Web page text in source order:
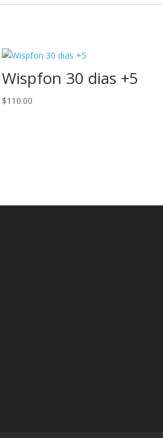
Wispfon 30 dias +5
$110.00